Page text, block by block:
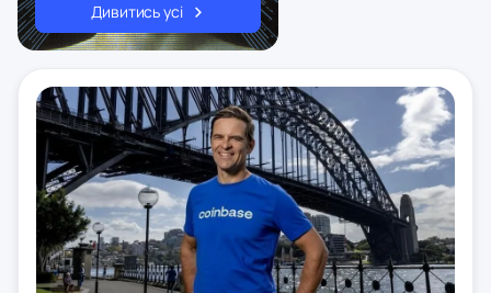
Дивитись усі